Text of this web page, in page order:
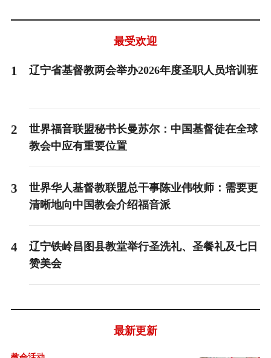
最受欢迎
1 辽宁省基督教两会举办2026年度圣职人员培训班
2
世界福音联盟秘书长曼苏尔：中国基督徒在全球
教会中应有重要位置
3
世界华人基督教联盟总干事陈业伟牧师：需要更
清晰地向中国教会介绍福音派
4
辽宁铁岭昌图县教堂举行圣洗礼、圣餐礼及七日
赞美会
最新更新